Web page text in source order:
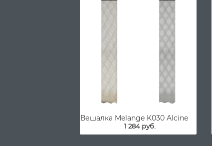
Вешалка Melange K030 Alcine
1 284 руб.